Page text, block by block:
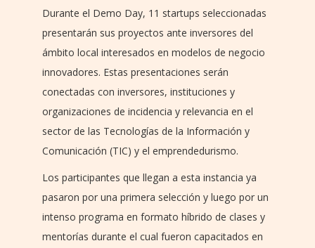
Durante el Demo Day, 11 startups seleccionadas
presentarán sus proyectos ante inversores del
ámbito local interesados en modelos de negocio
innovadores. Estas presentaciones serán
conectadas con inversores, instituciones y
organizaciones de incidencia y relevancia en el
sector de las Tecnologías de la Información y
Comunicación (TIC) y el emprendedurismo.
Los participantes que llegan a esta instancia ya
pasaron por una primera selección y luego por un
intenso programa en formato híbrido de clases y
mentorías durante el cual fueron capacitados en